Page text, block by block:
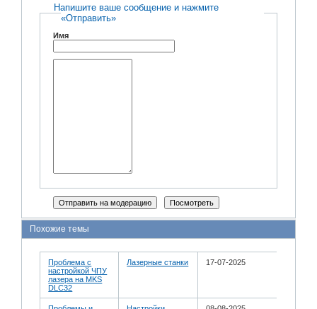
Напишите ваше сообщение и нажмите
«Отправить»
Имя
Похожие темы
Проблема с
настройкой ЧПУ
лазера на MKS
DLC32
Лазерные станки 17-07-2025